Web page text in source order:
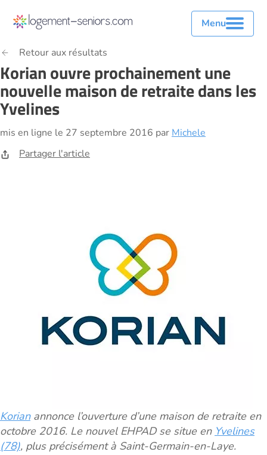
Menu
Retour aux résultats
Korian ouvre prochainement une
nouvelle maison de retraite dans les
Yvelines
mis en ligne le 27 septembre 2016 par Michele
Partager l'article
Korianannonce l’ouverture d’une maison de retraite en
octobre 2016. Le nouvel EHPAD se situe en Yvelines
(78), plus précisément à Saint-Germain-en-Laye.